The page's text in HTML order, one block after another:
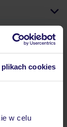
plikach cookies
w celu